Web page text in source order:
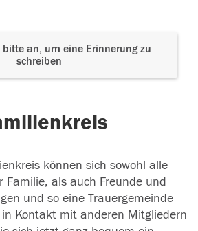
bitte an, um eine Erinnerung zu
schreiben
können sich sowohl alle
Familie, als auch Freunde und
und so eine Trauergemeinde
Kontakt mit anderen Mitgliedern